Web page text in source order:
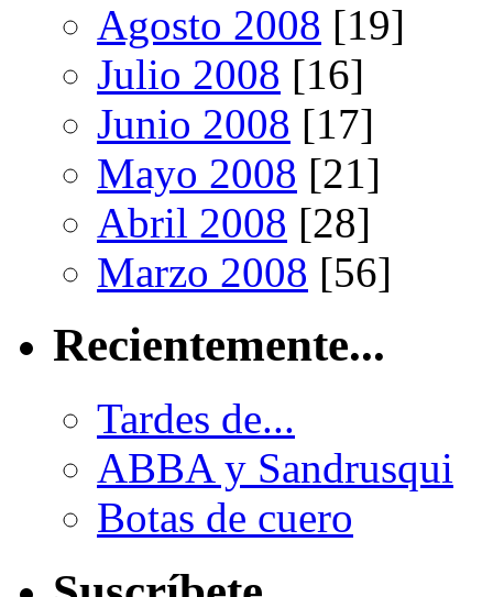
Agosto 2008 [19]
Julio 2008 [16]
Junio 2008 [17]
Mayo 2008 [21]
Abril 2008 [28]
Marzo 2008 [56]
Recientemente...
Tardes de...
ABBA y Sandrusqui
Botas de cuero